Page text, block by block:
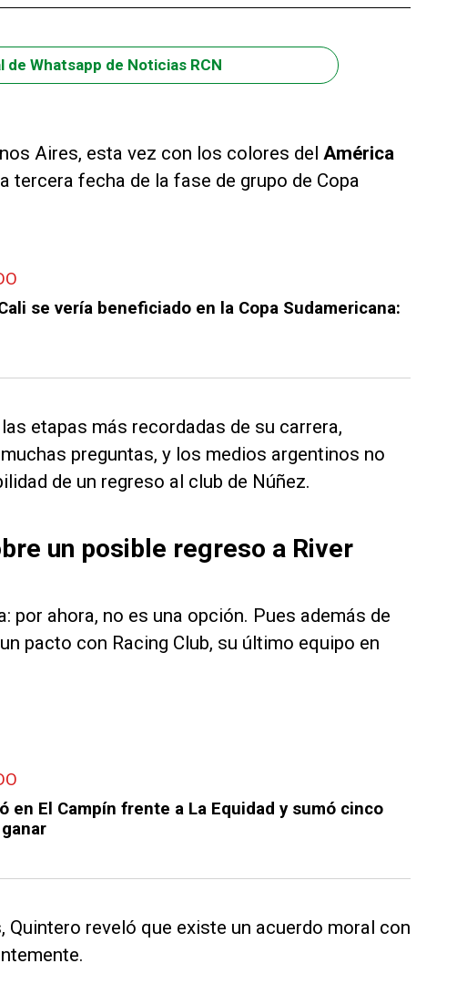
de Whatsapp de Noticias RCN
Aires, esta vez con los colores del América
tercera fecha de la fase de grupo de Copa
se vería beneficiado en la Copa Sudamericana:
etapas más recordadas de su carrera,
preguntas, y los medios argentinos no
de un regreso al club de Núñez.
un posible regreso a River
por ahora, no es una opción. Pues además de
pacto con Racing Club, su último equipo en
en El Campín frente a La Equidad y sumó cinco
reveló que existe un acuerdo moral con